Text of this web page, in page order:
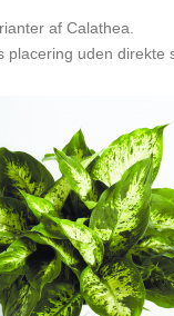
af Calathea.
placering uden direkte